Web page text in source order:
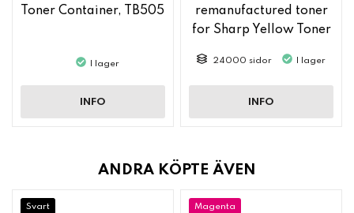
Toner Container, TB505
I lager
INFO
remanufactured toner
for Sharp Yellow Toner
24000 sidor I lager
INFO
ANDRA KÖPTE ÄVEN
Svart Magenta